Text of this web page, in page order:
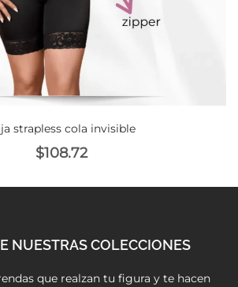
strapless cola invisible
$108.72
NUESTRAS COLECCIONES
que realzan tu figura y te hacen